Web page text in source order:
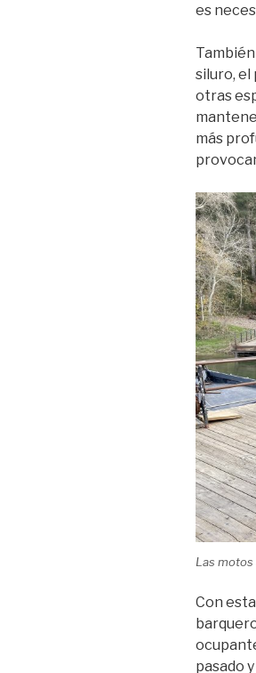
es
siluro, el
otras
más
Las motos
Con
pasado